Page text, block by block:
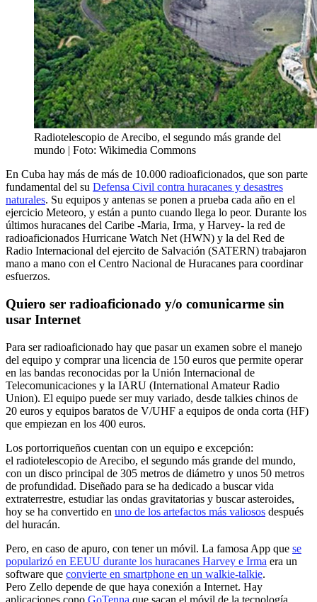
Radiotelescopio de Arecibo, el segundo más grande del
mundo | Foto: Wikimedia Commons
En Cuba hay más de más de 10.000 radioaficionados, que son parte
fundamental del su Defensa Civil contra huracanes y desastres
naturales. Su equipos y antenas se ponen a prueba cada año en el
ejercicio Meteoro, y están a punto cuando llega lo peor. Durante los
últimos huracanes del Caribe -Maria, Irma, y Harvey- la red de
radioaficionados Hurricane Watch Net (HWN) y la del Red de
Radio Internacional del ejercito de Salvación (SATERN) trabajaron
mano a mano con el Centro Nacional de Huracanes para coordinar
esfuerzos.
Quiero ser radioaficionado y/o comunicarme sin
usar Internet
Para ser radioaficionado hay que pasar un examen sobre el manejo
del equipo y comprar una licencia de 150 euros que permite operar
en las bandas reconocidas por la Unión Internacional de
Telecomunicaciones y la IARU (International Amateur Radio
Union). El equipo puede ser muy variado, desde talkies chinos de
20 euros y equipos baratos de V/UHF a equipos de onda corta (HF)
que empiezan en los 400 euros.
Los portorriqueños cuentan con un equipo e excepción:
el radiotelescopio de Arecibo, el segundo más grande del mundo,
con un disco principal de 305 metros de diámetro y unos 50 metros
de profundidad. Diseñado para se ha dedicado a buscar vida
extraterrestre, estudiar las ondas gravitatorias y buscar asteroides,
hoy se ha convertido en uno de los artefactos más valiosos después
del huracán.
Pero, en caso de apuro, con tener un móvil. La famosa App que se
popularizó en EEUU durante los huracanes Harvey e Irma era un
software que convierte en smartphone en un walkie-talkie.
Pero Zello depende de que haya conexión a Internet. Hay
aplicaciones cono GoTenna que sacan el móvil de la tecnología